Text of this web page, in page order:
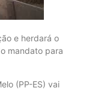
e herdará o
mandato para
(PP-ES) vai